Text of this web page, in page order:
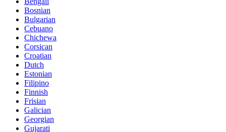
Bosnian
Bulgarian
Cebuano
Chichewa
Corsican
Croatian
Dutch
Estonian
Filipino
Finnish
Frisian
Galician
Georgian
Gujarati